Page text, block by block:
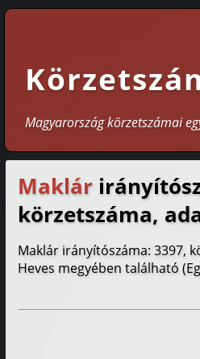
Magyarország körzetszámai
Maklár
körzetszáma,
Maklár irányítószáma: 3397,
Heves megyében található